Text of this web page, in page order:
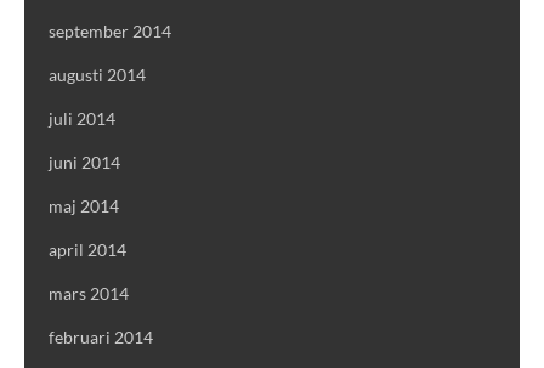
september 2014
augusti 2014
juli 2014
juni 2014
maj 2014
april 2014
mars 2014
februari 2014